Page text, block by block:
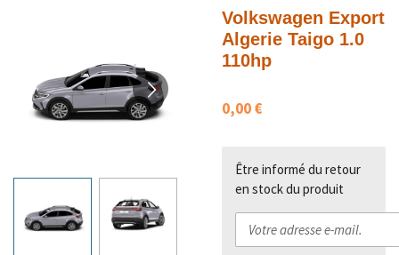
Volkswagen Export
Algerie Taigo 1.0
110hp
0,00 €
Être informé du retour
en stock du produit